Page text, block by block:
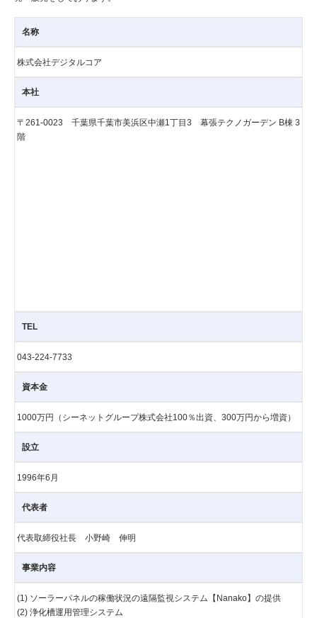
名称
株式会社デジタルコア
本社
〒261-0023 千葉県千葉市美浜区中瀬1丁目3 幕張テクノガーデン B棟 3
階
TEL
043-224-7733
資本金
1000万円（シーネットグループ株式会社100％出資、300万円から増資）
設立
1996年6月
代表者
代表取締役社長 小野崎 伸明
事業内容
(1) ソーラーパネルの稼働状況の遠隔監視システム【Nanako】の提供
(2) 浄化槽運用管理システム